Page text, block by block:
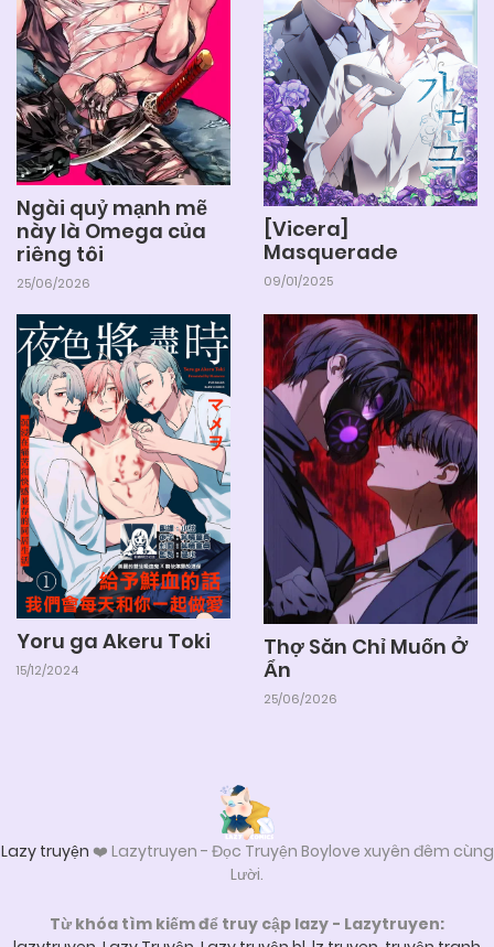
Ngài quỷ mạnh mẽ
này là Omega của
riêng tôi
25/06/2026
[Vicera]
Masquerade
09/01/2025
Yoru ga Akeru Toki
15/12/2024
Thợ Săn Chỉ Muốn Ở
Ẩn
25/06/2026
Lazy truyện ❤️ Lazytruyen - Đọc Truyện Boylove xuyên đêm cùng
Lười.
Từ khóa tìm kiếm để truy cập lazy - Lazytruyen: